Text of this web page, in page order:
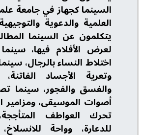
السينما كجهاز في جامعة
العلمية والدعوية
يتكلمون عن السينما
لعرض الأفلام فيها، سينما
اختلاط النساء بالرجال،
وتعرية الأجساد
والفسق والفجور، سينما
أصوات الموسيقى، ومزامير
تحرك العواطف
للدعارة، وواحة